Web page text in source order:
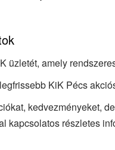
üzletét, amely
KiK Pécs
kedvezményeket,
kapcsolatos részletes